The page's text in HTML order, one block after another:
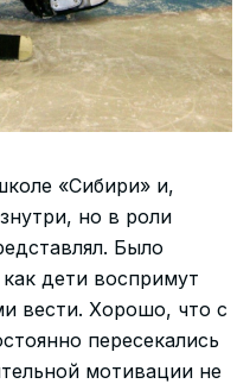
«Сибири» и,
но в роли
Было
дети воспримут
вести. Хорошо, что с
пересекались
мотивации не